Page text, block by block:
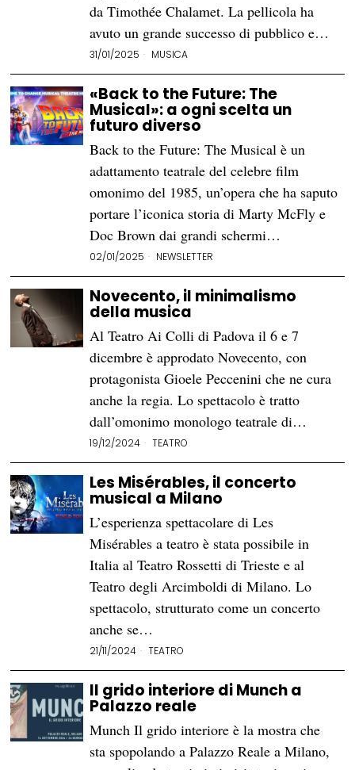
da Timothée Chalamet. La pellicola ha
avuto un grande successo di pubblico e…
31/01/2025 MUSICA
«Back to the Future: The
Musical»: a ogni scelta un
futuro diverso
Back to the Future: The Musical è un
adattamento teatrale del celebre film
omonimo del 1985, un’opera che ha saputo
portare l’iconica storia di Marty McFly e
Doc Brown dai grandi schermi…
02/01/2025 NEWSLETTER
Novecento, il minimalismo
della musica
Al Teatro Ai Colli di Padova il 6 e 7
dicembre è approdato Novecento, con
protagonista Gioele Peccenini che ne cura
anche la regia. Lo spettacolo è tratto
dall’omonimo monologo teatrale di…
19/12/2024 TEATRO
Les Misérables, il concerto
musical a Milano
L’esperienza spettacolare di Les
Misérables a teatro è stata possibile in
Italia al Teatro Rossetti di Trieste e al
Teatro degli Arcimboldi di Milano. Lo
spettacolo, strutturato come un concerto
anche se…
21/11/2024 TEATRO
Il grido interiore di Munch a
Palazzo reale
Munch Il grido interiore è la mostra che
sta spopolando a Palazzo Reale a Milano,